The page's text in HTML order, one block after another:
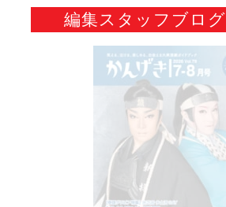
編集スタッフブログ